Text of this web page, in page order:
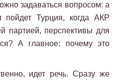
задаваться вопросом: а
Турция, когда АКР
партией, перспективы для
А главное: почему это
идет речь. Сразу же